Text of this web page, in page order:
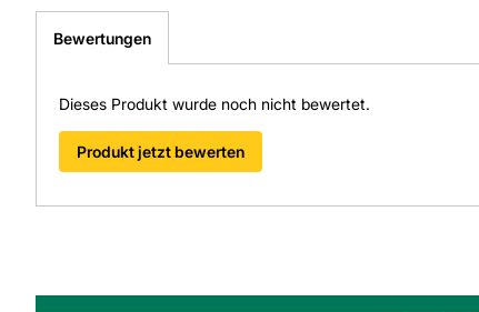
Bewertungen
Dieses Produkt wurde noch nicht bewertet.
Produkt jetzt bewerten